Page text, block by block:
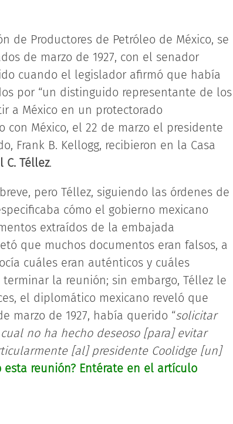
de Productores de Petróleo de México, se
de marzo de 1927, con el senador
cuando el legislador afirmó que había
por “un distinguido representante de los
a México en un protectorado
México, el 22 de marzo el presidente
Frank B. Kellogg, recibieron en la Casa
C. Téllez.
pero Téllez, siguiendo las órdenes de
cómo el gobierno mexicano
extraídos de la embajada
que muchos documentos eran falsos, a
cuáles eran auténticos y cuáles
la reunión; sin embargo, Téllez le
el diplomático mexicano reveló que
marzo de 1927, había querido “solicitar
no ha hecho deseoso [para] evitar
[al] presidente Coolidge [un]
esta reunión? Entérate en el artículo